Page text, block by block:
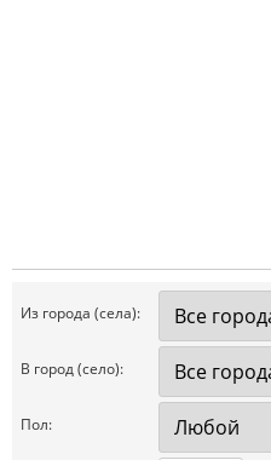
Из города (села):
В город (село):
Пол: